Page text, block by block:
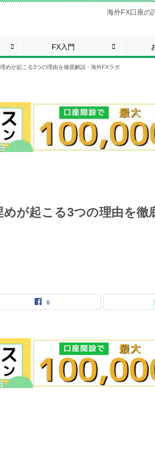
海外FX口座の
FX入門
めが起こる3つの理由を徹底解説 - 海外FXラボ
が起こる3つの理由を徹
0